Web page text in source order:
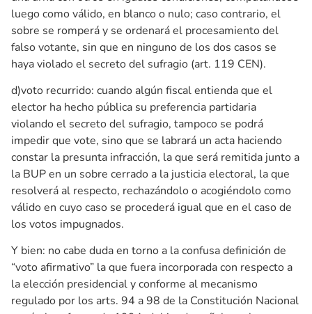
luego como válido, en blanco o nulo; caso contrario, el
sobre se romperá y se ordenará el procesamiento del
falso votante, sin que en ninguno de los dos casos se
haya violado el secreto del sufragio (art. 119 CEN).
d)voto recurrido: cuando algún fiscal entienda que el
elector ha hecho pública su preferencia partidaria
violando el secreto del sufragio, tampoco se podrá
impedir que vote, sino que se labrará un acta haciendo
constar la presunta infracción, la que será remitida junto a
la BUP en un sobre cerrado a la justicia electoral, la que
resolverá al respecto, rechazándolo o acogiéndolo como
válido en cuyo caso se procederá igual que en el caso de
los votos impugnados.
Y bien: no cabe duda en torno a la confusa definición de
“voto afirmativo” la que fuera incorporada con respecto a
la elección presidencial y conforme al mecanismo
regulado por los arts. 94 a 98 de la Constitución Nacional